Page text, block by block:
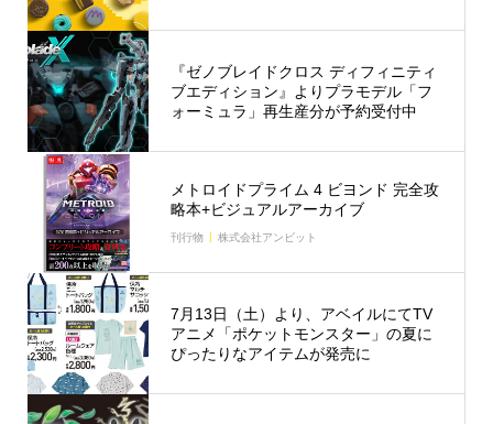
『ゼノブレイドクロス ディフィニティ
ブエディション』よりプラモデル「フ
ォーミュラ」再生産分が予約受付中
メトロイドプライム 4 ビヨンド 完全攻
略本+ビジュアルアーカイブ
刊行物 株式会社アンビット
7月13日（土）より、アベイルにてTV
アニメ「ポケットモンスター」の夏に
ぴったりなアイテムが発売に